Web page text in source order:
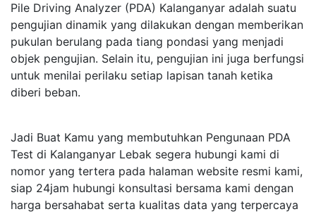
Pile Driving Analyzer (PDA) Kalanganyar adalah suatu
pengujian dinamik yang dilakukan dengan memberikan
pukulan berulang pada tiang pondasi yang menjadi
objek pengujian. Selain itu, pengujian ini juga berfungsi
untuk menilai perilaku setiap lapisan tanah ketika
diberi beban.
Jadi Buat Kamu yang membutuhkan Pengunaan PDA
Test di Kalanganyar Lebak segera hubungi kami di
nomor yang tertera pada halaman website resmi kami,
siap 24jam hubungi konsultasi bersama kami dengan
harga bersahabat serta kualitas data yang terpercaya